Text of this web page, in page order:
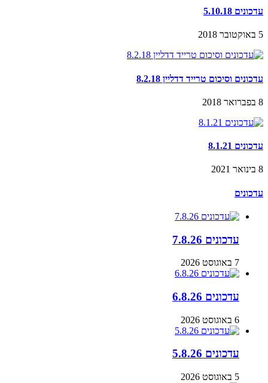
עדכונים 5.10.18
5 באוקטובר 2018
עדכונים וסיכום טרייד דדליין 8.2.18
8 בפברואר 2018
עדכונים 8.1.21
8 בינואר 2021
עדכונים
עדכונים 7.8.26
7 באוגוסט 2026
עדכונים 6.8.26
6 באוגוסט 2026
עדכונים 5.8.26
5 באוגוסט 2026